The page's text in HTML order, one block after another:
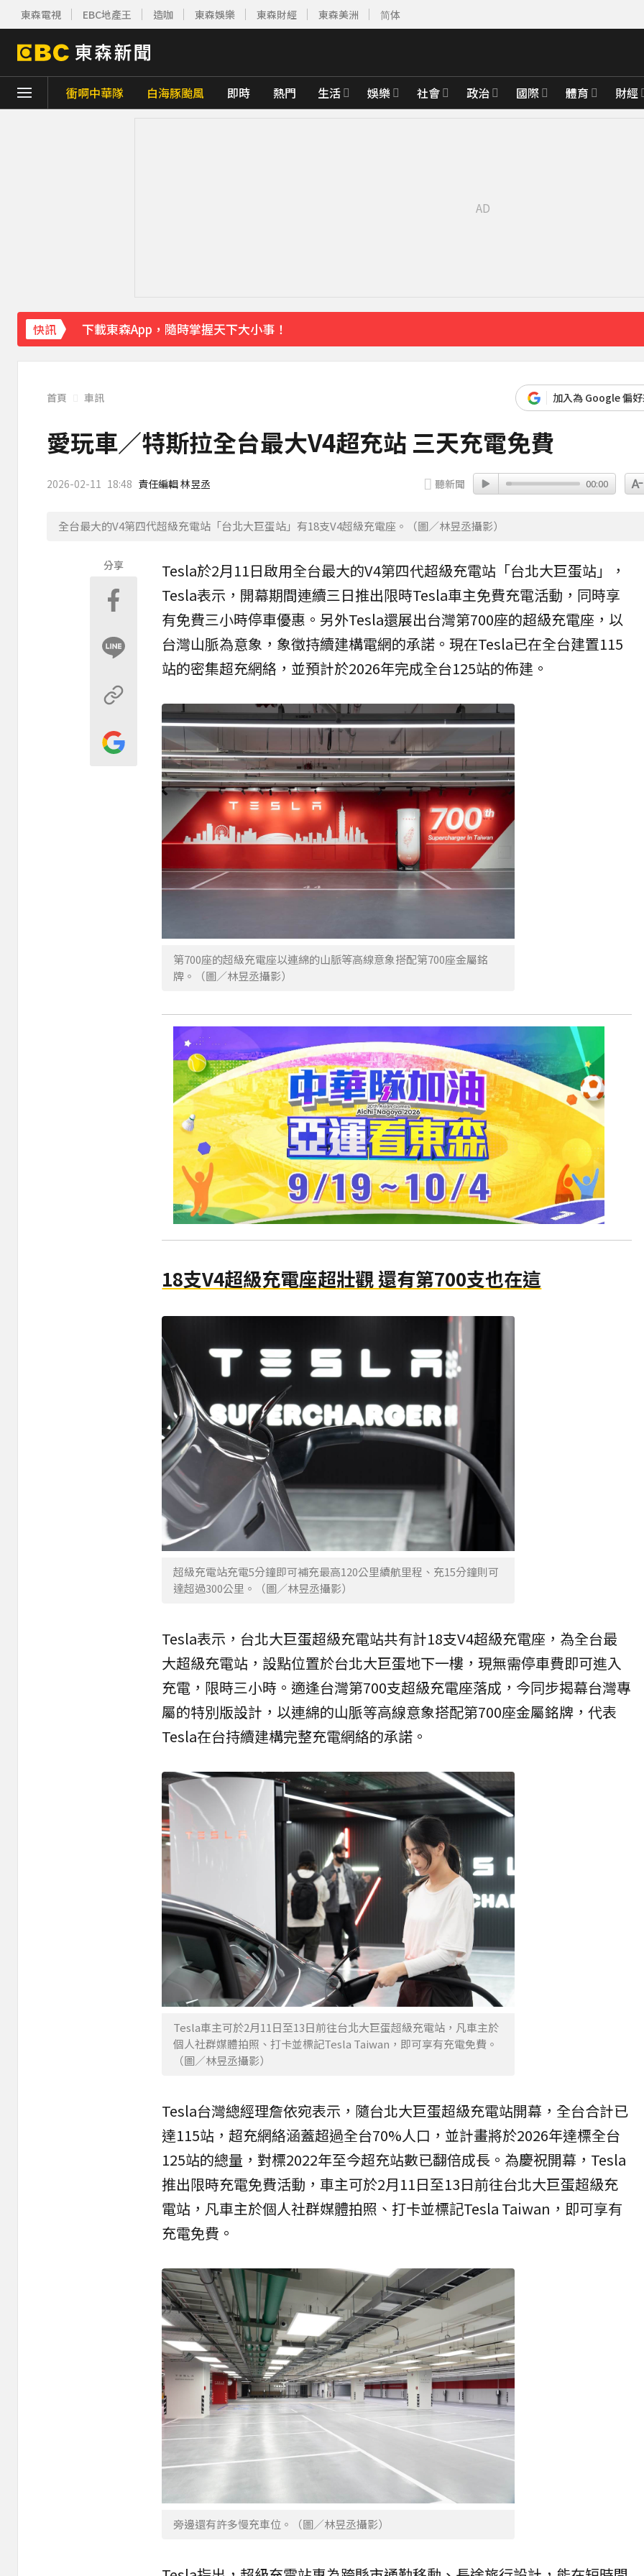
東森電視 EBC地產王 造咖 東森娛樂 東森財經 東森美洲 简体
衝啊中華隊 白海豚颱風 即時 熱門 生活 娛樂 社會 政治 國際 體育 財經
快訊
下載東森App，隨時掌握天下大小事！
遠見天下創辦人高希均辭世 享耆壽90歲
32分鐘前
首頁 車訊 加入為 Google 偏
愛玩車／特斯拉全台最大V4超充站 三天充電免費
2026-02-11 18:48 責任編輯 林昱丞 聽新聞 00:00
全台最大的V4第四代超級充電站「台北大巨蛋站」有18支V4超級充電座。（圖／林昱丞攝影）
分享 Tesla於2月11日啟用全台最大的V4第四代超級充電站 「台北大巨蛋站」，
Tesla表示，開幕期間連續三日推出限時Tesla車主免費充電活動，同時享
有免費三小時停車優惠。另外Tesla還展出台灣第700座的超級充電座，以
台灣山脈為意象，象徵持續建構電網的承諾。現在Tesla已在全台建置115
站的密集超充網絡，並預計於2026年完成全台125站的佈建。
第700座的超級充電座以連綿的山脈等高線意象搭配第700座金屬銘
牌。（圖／林昱丞攝影）
18支V4超級充電座超壯觀 還有第700支也在這
超級充電站充電5分鐘即可補充最高120公里續航里程、充15分鐘則可
達超過300公里。（圖／林昱丞攝影）
Tesla表示，台北大巨蛋超級充電站共有計18支V4超級充電座，為全台最
大超級充電站，設點位置於台北大巨蛋地下一樓，現無需停車費即可進入
充電，限時三小時。適逢台灣第700支超級充電座落成，今同步揭幕台灣專
屬的特別版設計，以連綿的山脈等高線意象搭配第700座金屬銘牌，代表
Tesla在台持續建構完整充電網絡的承諾。
Tesla車主可於2月11日至13日前往台北大巨蛋超級充電站，凡車主於
個人社群媒體拍照、打卡並標記Tesla Taiwan，即可享有充電免費。
（圖／林昱丞攝影）
Tesla台灣總經理詹依宛表示，隨台北大巨蛋超級充電站開幕，全台合計已
達115站，超充網絡涵蓋超過全台70%人口，並計畫將於2026年達標全台
125站的總量，對標2022年至今超充站數已翻倍成長。為慶祝開幕，Tesla
推出限時充電免費活動，車主可於2月11日至13日前往台北大巨蛋超級充
電站，凡車主於個人社群媒體拍照、打卡並標記Tesla Taiwan，即可享有
充電免費。
旁邊還有許多慢充車位。（圖／林昱丞攝影）